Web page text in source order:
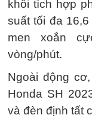
khối tích hợp
suất tối đa
men xoắn
vòng/phút.
Ngoài động
Honda SH
và đèn định tất